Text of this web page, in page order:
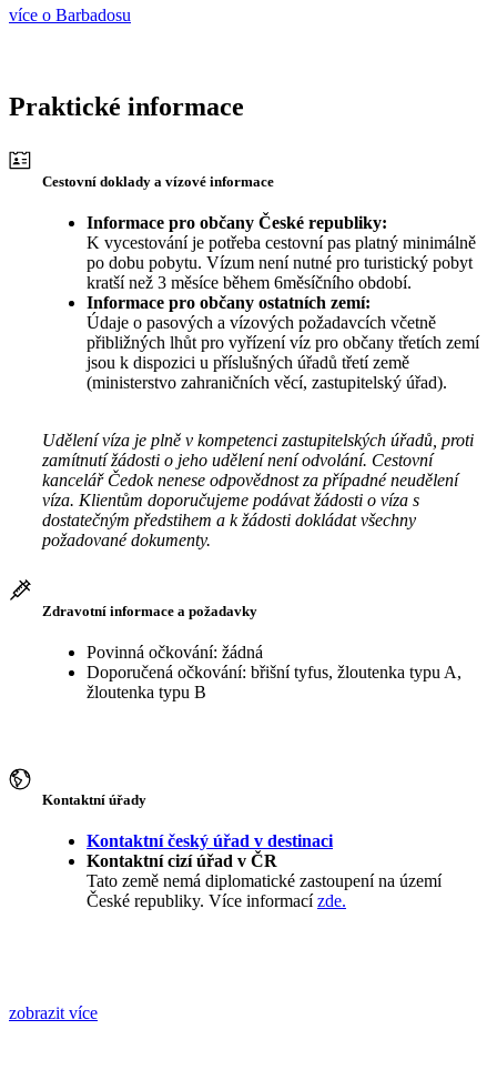
více o Barbadosu
Praktické informace
Cestovní doklady a vízové informace
Informace pro občany České republiky:
K vycestování je potřeba cestovní pas platný minimálně
po dobu pobytu. Vízum není nutné pro turistický pobyt
kratší než 3 měsíce během 6měsíčního období.
Informace pro občany ostatních zemí:
Údaje o pasových a vízových požadavcích včetně
přibližných lhůt pro vyřízení víz pro občany třetích zemí
jsou k dispozici u příslušných úřadů třetí země
(ministerstvo zahraničních věcí, zastupitelský úřad).
Udělení víza je plně v kompetenci zastupitelských úřadů, proti
zamítnutí žádosti o jeho udělení není odvolání. Cestovní
kancelář Čedok nenese odpovědnost za případné neudělení
víza. Klientům doporučujeme podávat žádosti o víza s
dostatečným předstihem a k žádosti dokládat všechny
požadované dokumenty.
Zdravotní informace a požadavky
Povinná očkování: žádná
Doporučená očkování: břišní tyfus, žloutenka typu A,
žloutenka typu B
Kontaktní úřady
Kontaktní český úřad v destinaci
Kontaktní cizí úřad v ČR
Tato země nemá diplomatické zastoupení na území
České republiky. Více informacízde.
zobrazit více